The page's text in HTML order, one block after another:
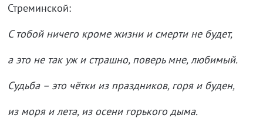
Стреминской:
С тобой ничего кроме жизни и смерти не будет,
а это не так уж и страшно, поверь мне, любимый.
Судьба – это чётки из праздников, горя и буден,
из моря и лета, из осени горького дыма.